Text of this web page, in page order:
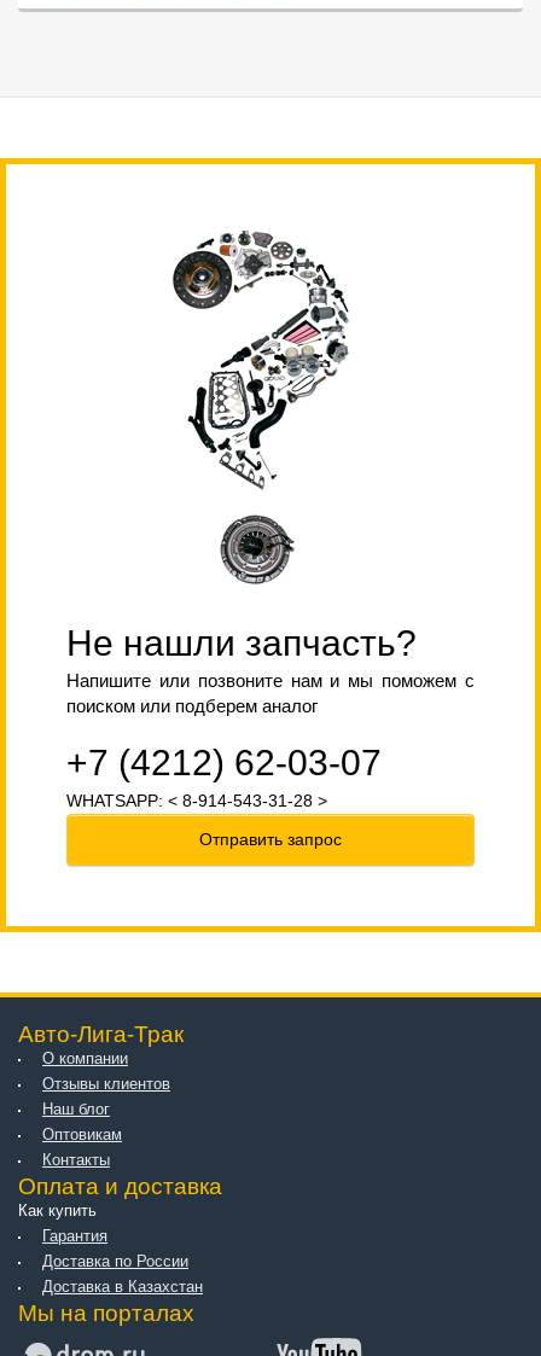
Не нашли запчасть?
Напишите или позвоните нам и мы поможем с
поиском или подберем аналог
+7 (4212) 62-03-07
WHATSAPP: < 8-914-543-31-28 >
Отправить запрос
Авто-Лига-Трак
О компании
Отзывы клиентов
Наш блог
Оптовикам
Контакты
Оплата и доставка
Как купить
Гарантия
Доставка по России
Доставка в Казахстан
Мы на порталах